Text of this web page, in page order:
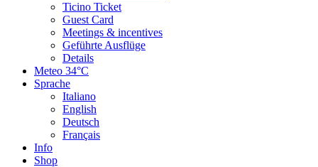
Ticino Ticket
Guest Card
Meetings & incentives
Geführte Ausflüge
Details
Meteo 34°C
Sprache
Italiano
English
Deutsch
Français
Info
Shop